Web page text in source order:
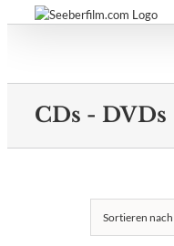
CDs - DVDs
Sortieren nach